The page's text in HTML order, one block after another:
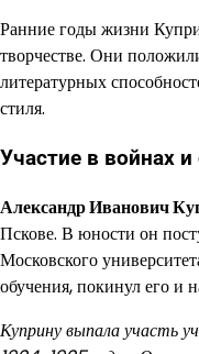
Ранние годы жизни
творчестве. Они
литературных
стиля.
Участие в войнах
Александр Иванович
Пскове. В юности он
Московского
обучения, покинул его и
Куприну выпала участь